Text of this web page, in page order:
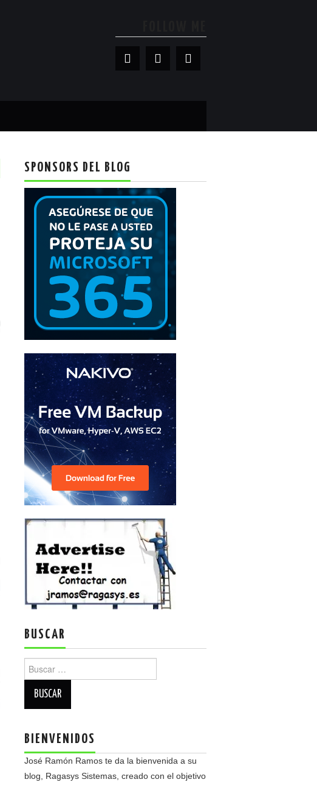
SPONSORS DEL BLOG
BUSCAR
BIENVENIDOS
José Ramón Ramos te da la bienvenida a su
blog, Ragasys Sistemas, creado con el objetivo